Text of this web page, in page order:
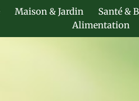
Maison & Jardin
Santé &
Alimentation